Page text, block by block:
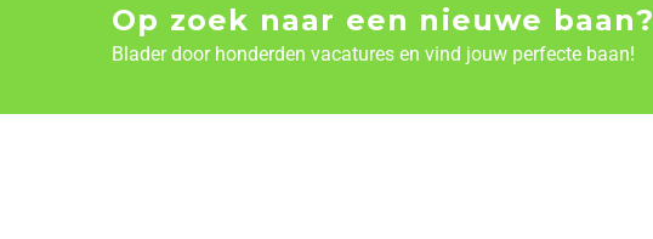
Op zoek naar een nieuwe baan?
Blader door honderden vacatures en vind jouw perfecte baan!